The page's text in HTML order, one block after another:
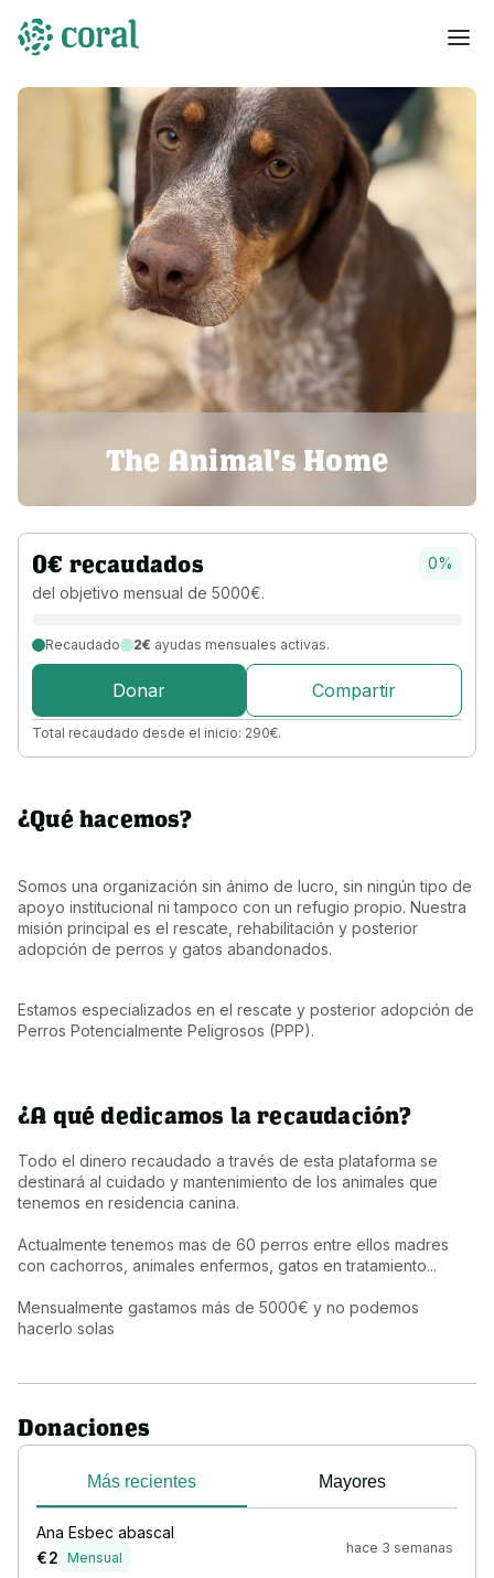
The Animal's Home
0€ recaudados
del objetivo mensual de 5000€.
0%
Recaudado 2€ ayudas mensuales activas.
Donar Compartir
Total recaudado desde el inicio: 290€.
¿Qué hacemos?
Somos una organización sin ánimo de lucro, sin ningún tipo de
apoyo institucional ni tampoco con un refugio propio. Nuestra
misión principal es el rescate, rehabilitación y posterior
adopción de perros y gatos abandonados.
Estamos especializados en el rescate y posterior adopción de
Perros Potencialmente Peligrosos (PPP).
¿A qué dedicamos la recaudación?
Todo el dinero recaudado a través de esta plataforma se
destinará al cuidado y mantenimiento de los animales que
tenemos en residencia canina.
Actualmente tenemos mas de 60 perros entre ellos madres
con cachorros, animales enfermos, gatos en tratamiento...
Mensualmente gastamos más de 5000€ y no podemos
hacerlo solas
Donaciones
Más recientes Mayores
Ana Esbec abascal
€ 2 Mensual
hace 3 semanas